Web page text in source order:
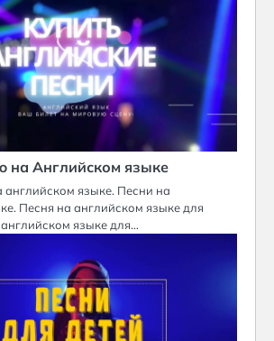
на Английском языке
английском языке. Песни на
Песня на английском языке для
языке для…